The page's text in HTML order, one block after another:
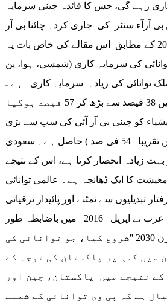
رہے گی، جس کا فائدہ چینی سرمایہ
آرآء سنٹر کی جاری کردہ چائنا بی آر
آئی انوسمنٹ رپورٹ 2020 کے مطابق اس مقالے کی خاص بات یہ
کی سرمایہ کاری (شمسی، ہوا، پن
توانائی کی زیادہ سرمایہ کاری ہے ـ
جس کا حصہ 2019 میں 38 فیصد سے بڑھ کر 57 فیصد ہوگیا
میں ایشیاء کو چینی بی آر آئی کی سب سے بڑی
سرمایہ کاری (2020 میں تقریبا 54 فی صد ) حاصل ہے۔ سعودی
زیادہ انحصار کرتا ہے، اس کے نتیجے
کا ایک ڈھانچہ ہے۔ عالمی توانائی
تبدیلیوں سے نمٹنے اور پائیدار ترقیاتی
اہداف کے لئے سعودی عرب نے اپریل 2016 میں باضابطہ طور
پر اپنا ''سعودی ویژن 2030 ''شروع کیا، جو توانائی کی
میں کمی پر پاکستان کی توجہ کے
نتیجے میں پاکستان، چین اور
ہے کہ پی وی توانائی کے شعبے